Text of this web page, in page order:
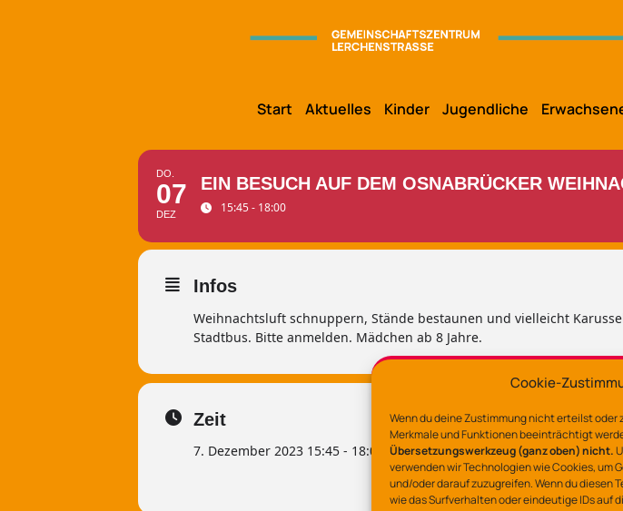
Cookie-
Wenn du deine Zustimmung nicht erteilst
Merkmale und Funktionen beeinträchtigt
Übersetzungswerkzeug (ganz oben) nicht.
verwenden wir Technologien wie Cookies, um
und/oder darauf zuzugreifen. Wenn du diesen
wie das Surfverhalten oder eindeutige IDs auf
Start Aktuelles Kinder Jugendliche
DO.
07
DEZ
EIN BESUCH AUF DEM OSNABRÜCKER
15:45 - 18:00
Infos
Weihnachtsluft schnuppern, Stände bestaunen und vielleicht
Stadtbus. Bitte anmelden. Mädchen ab 8 Jahre.
Zeit
7. Dezember 2023 15:45 - 18:00